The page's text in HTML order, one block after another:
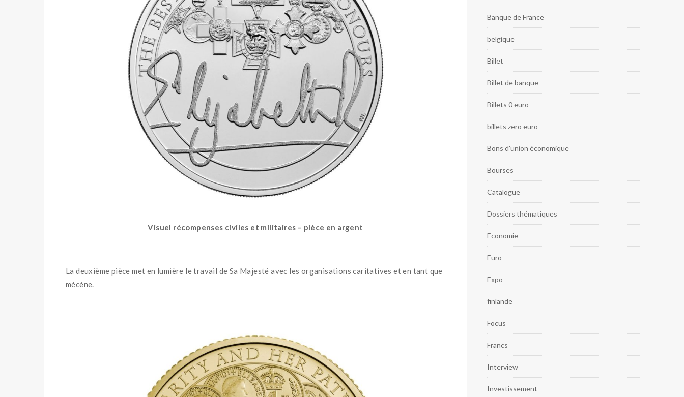
Visuel récompenses civiles et militaires – pièce en argent
La deuxième pièce met en lumière le travail de Sa Majesté avec les organisations caritatives et en tant que
mécène.
Banque de France
belgique
Billet
Billet de banque
Billets 0 euro
billets zero euro
Bons d'union économique
Bourses
Catalogue
Dossiers thématiques
Economie
Euro
Expo
finlande
Focus
Francs
Interview
Investissement